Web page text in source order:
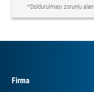
*Doldurulması zorunlu alan
Firma